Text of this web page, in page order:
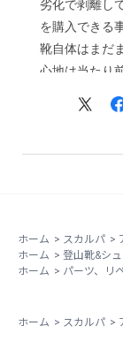
劣化で剥離し
を購入できる
靴自体はまだ
心地は当たり
ホーム > スカルパ >
ホーム > 登山靴&シ
ホーム > パーツ、リ
ホーム > スカルパ >